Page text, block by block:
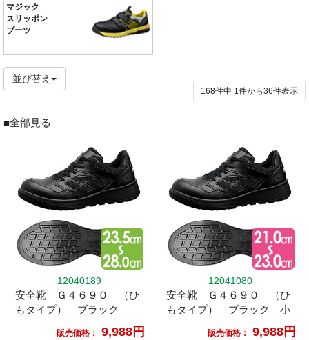
マジック
スリッポン
ブーツ
並び替え
168件中 1 件から36件表示
■全部見る
12040189
安全靴 Ｇ４６９０ （ひ
もタイプ） ブラック
販売価格： 9,988円
12041080
安全靴 Ｇ４６９０ （ひ
もタイプ） ブラック 小
販売価格： 9,988円